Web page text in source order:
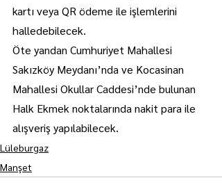
kartı veya QR ödeme ile işlemlerini
halledebilecek.
Öte yandan Cumhuriyet Mahallesi
Sakızköy Meydanı’nda ve Kocasinan
Mahallesi Okullar Caddesi’nde bulunan
Halk Ekmek noktalarında nakit para ile
alışveriş yapılabilecek.
Lüleburgaz
Manşet